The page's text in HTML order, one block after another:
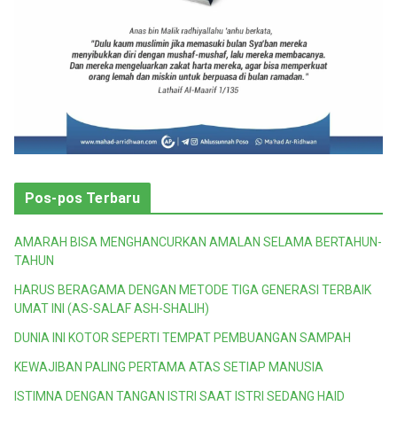
Pos-pos Terbaru
AMARAH BISA MENGHANCURKAN AMALAN SELAMA BERTAHUN-
TAHUN
HARUS BERAGAMA DENGAN METODE TIGA GENERASI TERBAIK
UMAT INI (AS-SALAF ASH-SHALIH)
DUNIA INI KOTOR SEPERTI TEMPAT PEMBUANGAN SAMPAH
KEWAJIBAN PALING PERTAMA ATAS SETIAP MANUSIA
ISTIMNA DENGAN TANGAN ISTRI SAAT ISTRI SEDANG HAID